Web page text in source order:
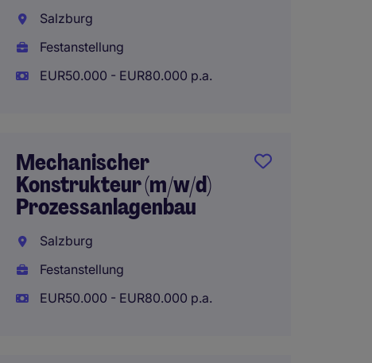
Salzburg
Festanstellung
EUR50.000 - EUR80.000 p.a.
Mechanischer
Konstrukteur (m/w/d)
Prozessanlagenbau
Salzburg
Festanstellung
EUR50.000 - EUR80.000 p.a.